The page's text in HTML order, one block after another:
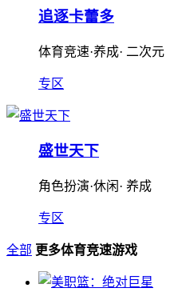
追逐卡蕾多
体育竞速·养成· 二次元
专区
盛世天下
角色扮演·休闲· 养成
专区
全部 更多体育竞速游戏